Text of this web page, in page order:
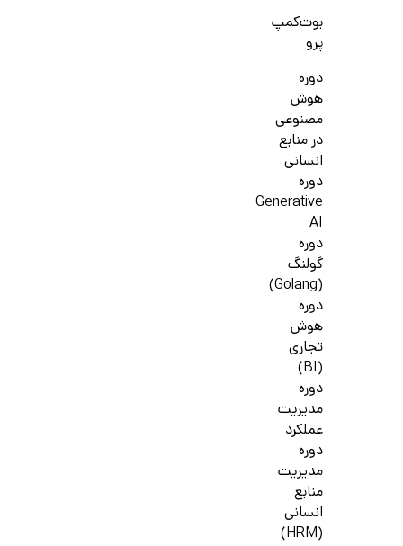
بوت‌کمپ
پرو
دوره
هوش
مصنوعی
در منابع
انسانی
دوره
Generative
AI
دوره
گولنگ
(Golang)
دوره
هوش
تجاری
(BI)
دوره
مدیریت
عملکرد
دوره
مدیریت
منابع
انسانی
(HRM)